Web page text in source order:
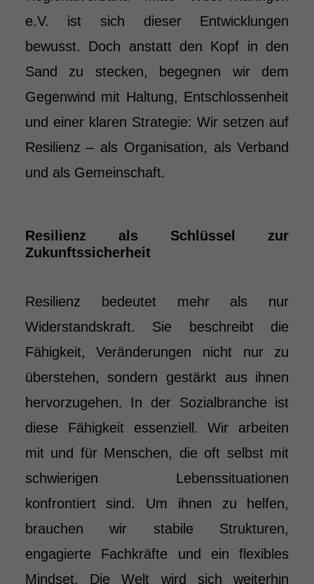
e.V. ist sich dieser Entwicklungen
bewusst. Doch anstatt den Kopf in den
Sand zu stecken, begegnen wir dem
Gegenwind mit Haltung, Entschlossenheit
und einer klaren Strategie: Wir setzen auf
Resilienz – als Organisation, als Verband
und als Gemeinschaft.
Resilienz als Schlüssel zur
Zukunftssicherheit
Resilienz bedeutet mehr als nur
Widerstandskraft. Sie beschreibt die
Fähigkeit, Veränderungen nicht nur zu
überstehen, sondern gestärkt aus ihnen
hervorzugehen. In der Sozialbranche ist
diese Fähigkeit essenziell. Wir arbeiten
mit und für Menschen, die oft selbst mit
schwierigen Lebenssituationen
konfrontiert sind. Um ihnen zu helfen,
brauchen wir stabile Strukturen,
engagierte Fachkräfte und ein flexibles
Mindset. Die Welt wird sich weiterhin